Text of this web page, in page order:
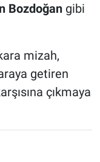
Bozdoğangibi
mizah,
getiren
çıkmaya